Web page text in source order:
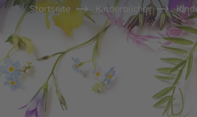
Startseite Kinderbücher